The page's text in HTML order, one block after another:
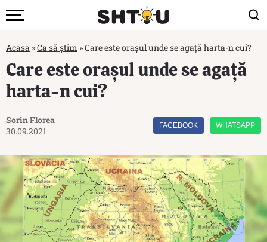
Acasa »Ca să știm »Care este orașul unde se agață harta-n cui?
Care este orașul unde se agață
harta-n cui?
Sorin Florea
30.09.2021
FACEBOOK WHATSAPP